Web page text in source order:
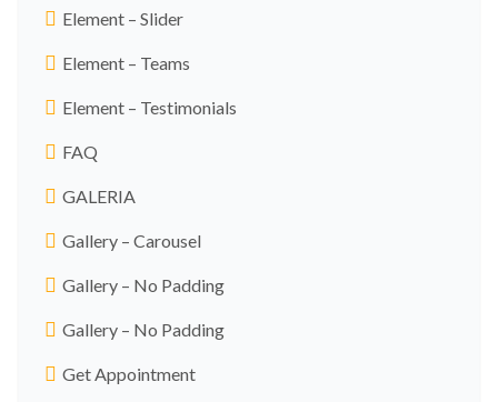
Element – Slider
Element – Teams
Element – Testimonials
FAQ
GALERIA
Gallery – Carousel
Gallery – No Padding
Gallery – No Padding
Get Appointment